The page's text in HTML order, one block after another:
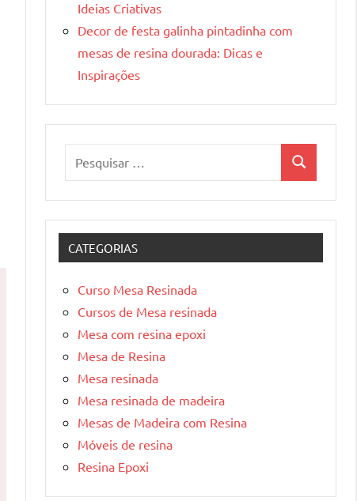
Ideias Criativas
Decor de festa galinha pintadinha com
mesas de resina dourada: Dicas e
Inspirações
Pesquisa
CATEGORIAS
Curso Mesa Resinada
Cursos de Mesa resinada
Mesa com resina epoxi
Mesa de Resina
Mesa resinada
Mesa resinada de madeira
Mesas de Madeira com Resina
Móveis de resina
Resina Epoxi